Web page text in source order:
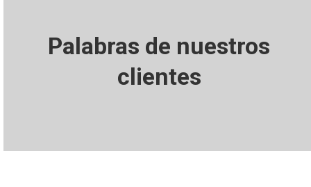
Palabras de nuestros
clientes